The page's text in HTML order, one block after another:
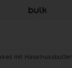
mit Haselnussbutter